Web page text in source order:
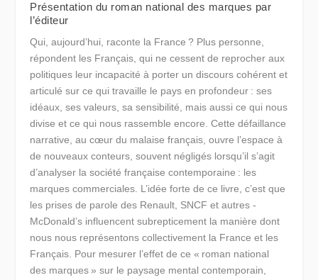
Présentation du roman national des marques par
l’éditeur
Qui, aujourd’hui, raconte la France ? Plus personne,
répondent les Français, qui ne cessent de reprocher aux
politiques leur incapacité à porter un discours cohérent et
articulé sur ce qui travaille le pays en profondeur : ses
idéaux, ses valeurs, sa sensibilité, mais aussi ce qui nous
divise et ce qui nous rassemble encore. Cette défaillance
narrative, au cœur du malaise français, ouvre l’espace à
de nouveaux conteurs, souvent négligés lorsqu’il s’agit
d’analyser la société française contemporaine : les
marques commerciales. L’idée forte de ce livre, c’est que
les prises de parole des Renault, SNCF et autres ­
McDonald’s influencent subrepticement la manière dont
nous nous représentons collectivement la France et les
Français. Pour mesurer l’effet de ce « roman national
des marques » sur le paysage mental contemporain,